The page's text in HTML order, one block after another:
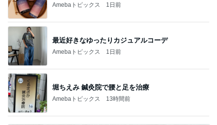
Amebaトピックス 1日前
最近好きなゆったりカジュアルコーデ
Amebaトピックス 1日前
堀ちえみ 鍼灸院で腰と足を治療
Amebaトピックス 13時間前